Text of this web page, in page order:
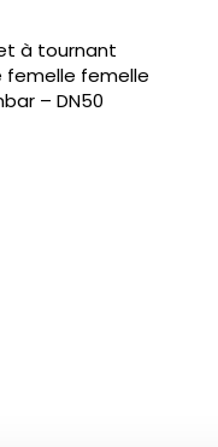
à tournant
femelle femelle
– DN50